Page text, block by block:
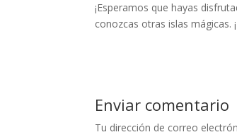
¡Esperamos que hayas
conozcas otras islas mágicas.
Enviar comentario
Tu dirección de correo